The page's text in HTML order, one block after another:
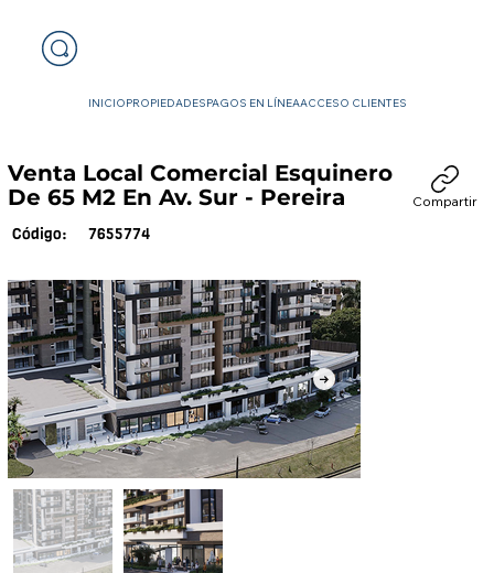
INICIOPROPIEDADESPAGOS EN LÍNEAACCESO CLIENTES
Venta Local Comercial Esquinero
De 65 M2 En Av. Sur - Pereira
Código: 7655774
Compartir